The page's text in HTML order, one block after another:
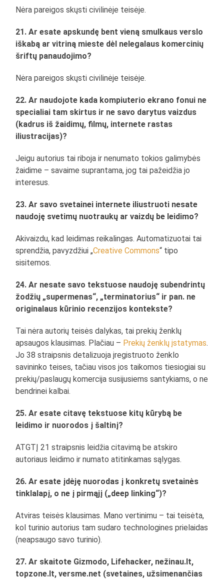
Nėra pareigos skųsti civilinėje teisėje.
21. Ar esate apskundę bent vieną smulkaus verslo
iškabą ar vitriną mieste dėl nelegalaus komercinių
šriftų panaudojimo?
Nėra pareigos skųsti civilinėje teisėje.
22. Ar naudojote kada kompiuterio ekrano fonui ne
specialiai tam skirtus ir ne savo darytus vaizdus
(kadrus iš žaidimų, filmų, internete rastas
iliustracijas)?
Jeigu autorius tai riboja ir nenumato tokios galimybės
žaidime – savaime suprantama, jog tai pažeidžia jo
interesus.
23. Ar savo svetainei internete iliustruoti nesate
naudoję svetimų nuotraukų ar vaizdų be leidimo?
Akivaizdu, kad leidimas reikalingas. Automatizuotai tai
sprendžia, pavyzdžiui „Creative Commons“ tipo
sisitemos.
24. Ar nesate savo tekstuose naudoję subendrintų
žodžių „supermenas“, „terminatorius“ ir pan. ne
originalaus kūrinio recenzijos kontekste?
Tai nėra autorių teisės dalykas, tai prekių ženklų
apsaugos klausimas. Plačiau – Prekių ženklų įstatymas.
Jo 38 straipsnis detalizuoja įregistruoto ženklo
savininko teises, tačiau visos jos taikomos tiesiogiai su
prekių/paslaugų komercija susijusiems santykiams, o ne
bendrinei kalbai.
25. Ar esate citavę tekstuose kitų kūrybą be
leidimo ir nuorodos į šaltinį?
ATGTĮ 21 straipsnis leidžia citavimą be atskiro
autoriaus leidimo ir numato atitinkamas sąlygas.
26. Ar esate įdėję nuorodas į konkretų svetainės
tinklalapį, o ne į pirmąjį („deep linking“)?
Atviras teisės klausimas. Mano vertinimu – tai teisėta,
kol turinio autorius tam sudaro technologines prielaidas
(neapsaugo savo turinio).
27. Ar skaitote Gizmodo, Lifehacker, nežinau.lt,
topzone.lt, versme.net (svetaines, užsimenančias